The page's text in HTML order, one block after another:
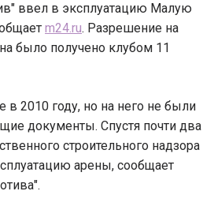
ввел в эксплуатацию Малую
m24.ru. Разрешение на
было получено клубом 11
в 2010 году, но на него не были
документы. Спустя почти два
строительного надзора
арены, сообщает